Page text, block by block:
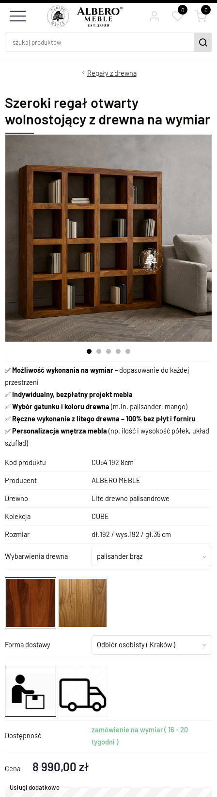
0 0
Regały z drewna
Szeroki regał otwarty
wolnostojący z drewna na wymiar
✅Możliwość wykonania na wymiar– dopasowanie do każdej
przestrzeni
✅Indywidualny, bezpłatny projekt mebla
✅Wybór gatunku i koloru drewna (m.in. palisander, mango)
✅Ręczne wykonanie z litego drewna – 100% bez płyt i forniru
✅Personalizacja wnętrza mebla (np. ilość i wysokość półek, układ
szuflad)
Kod produktu CU54 192 8cm
Producent ALBERO MEBLE
Drewno Lite drewno palisandrowe
Kolekcja CUBE
Rozmiar dł.192 / wys.192 / gł.35 cm
Wybarwienia drewna palisander brąz
Forma dostawy Odbiór osobisty( Kraków )
Dostępność
zamówienie na wymiar ( 16 - 20
tygodni )
Cena 8 990,00 zł
Usługi dodatkowe